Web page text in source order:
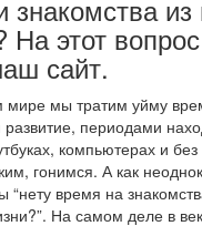
знакомства из
На этот
сайт.
мире мы тратим уйму
развитие, периодами
компьютерах и
гонимся. А как
время на
На самом деле в